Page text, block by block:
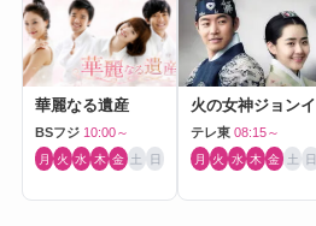
華麗なる遺産
BSフジ 10:00～
月 火 水 木 金 土 日
火の女神ジョンイ
テレ東 08:15～
月 火 水 木 金 土 日